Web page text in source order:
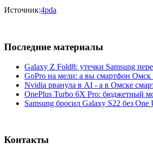
Источник:4pda
Последние материалы
Galaxy Z Fold8: утечки Samsung
GoPro на мели: а вы смартфон Омск
Nvidia рванула в AI - а в Омске
OnePlus Turbo 6X Pro: бюджетный
Samsung бросил Galaxy S22 без
Контакты